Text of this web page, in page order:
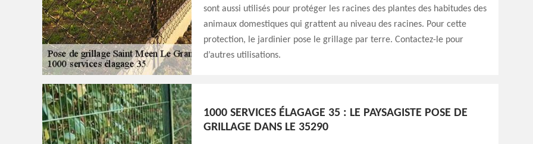
sont aussi utilisés pour protéger les racines des plantes des habitudes des
animaux domestiques qui grattent au niveau des racines. Pour cette
protection, le jardinier pose le grillage par terre. Contactez-le pour
d’autres utilisations.
1000 SERVICES ÉLAGAGE 35 : LE PAYSAGISTE POSE DE
GRILLAGE DANS LE 35290